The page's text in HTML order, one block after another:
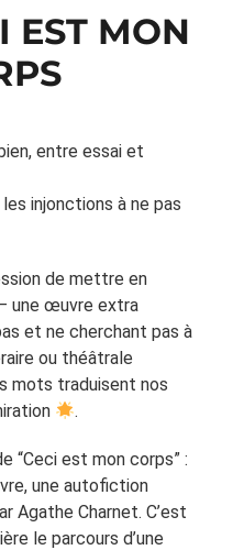
EST MON
entre essai et
injonctions à ne pas
de mettre en
une œuvre extra
et ne cherchant pas à
ou théâtrale
mots traduisent nos
.
“Ceci est mon corps” :
une autofiction
Agathe Charnet. C’est
le parcours d’une